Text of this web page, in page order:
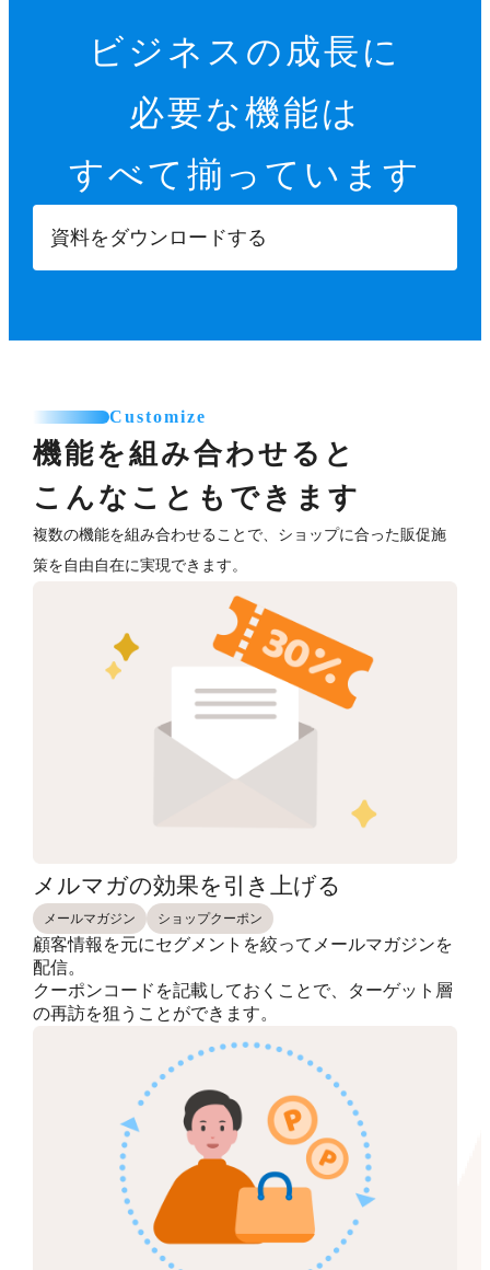
ビジネスの成長に
必要な機能は
すべて揃っています
資料をダウンロードする
Customize
機能を組み合わせると
こんなこともできます
複数の機能を組み合わせることで、ショップに合った販促施
策を自由自在に実現できます。
メルマガの効果を引き上げる
メールマガジン ショップクーポン
顧客情報を元にセグメントを絞ってメールマガジンを
配信。
クーポンコードを記載しておくことで、ターゲット層
の再訪を狙うことができます。